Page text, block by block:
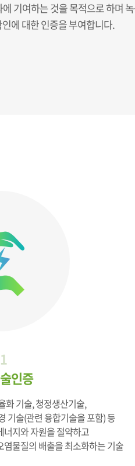
기여하는 것을 목적으로 하며
에 대한 인증을 부여합니다.
인증
화 기술, 청정생산기술,
기술(관련 융합기술을 포함) 등
너지와 자원을 절약하고
물질의 배출을 최소화하는 기술